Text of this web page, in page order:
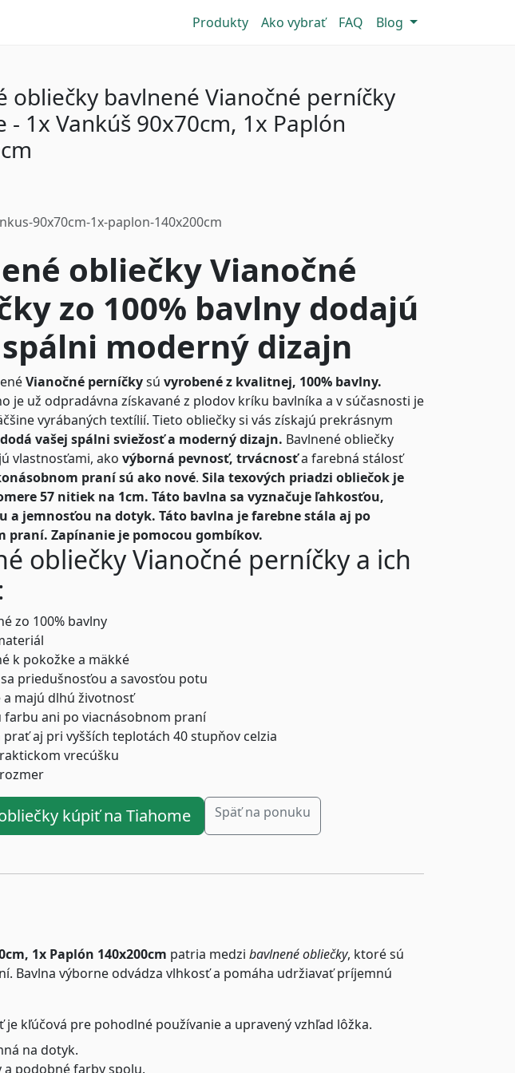
Produkty Ako vybrať FAQ Blog
obliečky bavlnené Vianočné perníčky
- 1x Vankúš 90x70cm, 1x Paplón
90x70cm-1x-paplon-140x200cm
obliečky Vianočné
zo 100% bavlny dodajú
moderný dizajn
Vianočné perníčkysú vyrobené z kvalitnej, 100% bavlny.
je už odpradávna získavané z plodov kríku bavlníka a v súčasnosti je
vyrábaných textílií. Tieto obliečky si vás získajú prekrásnym
dodá vašej spálni sviežosť a moderný dizajn. Bavlnené obliečky
vlastnosťami, ako výborná pevnosť, trvácnosťa farebná stálosť
praní sú ako nové. Sila texových priadzi obliečok je
57 nitiek na 1cm. Táto bavlna sa vyznačuje ľahkosťou,
a jemnosťou na dotyk. Táto bavlna je farebne stála aj po
praní. Zapínanie je pomocou gombíkov.
obliečky Vianočné perníčky a ich
zo 100% bavlny
k pokožke a mäkké
priedušnosťou a savosťou potu
a majú dlhú životnosť
farbu ani po viacnásobnom praní
aj pri vyšších teplotách 40 stupňov celzia
vrecúšku
kúpiť na Tiahome Späť na ponuku
1x Paplón 140x200cm patria medzi bavlnené obliečky, ktoré sú
Bavlna výborne odvádza vlhkosť a pomáha udržiavať príjemnú
je kľúčová pre pohodlné používanie a upravený vzhľad lôžka.
na dotyk.
podobné farby spolu.